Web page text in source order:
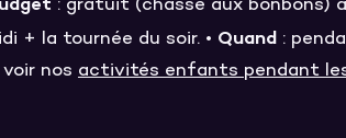
: gratuit (chasse aux bonbons)
+ la tournée du soir. • Quand :
nos activités enfants pendant